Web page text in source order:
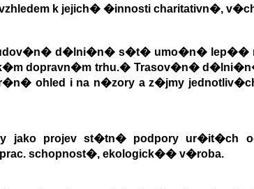
k jejich� �innosti charitativn�,
d�lni�n� s�t� umo�n� lep��
dopravn�m trhu.� Trasov�n�
�ohled i na n�zory a z�jmy
jako projev st�tn� podpory ur�it�ch
schopnost�, ekologick�� v�roba.